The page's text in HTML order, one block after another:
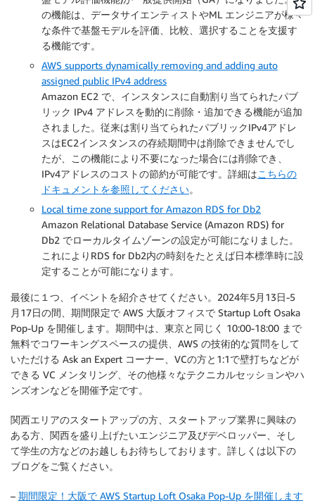
の機能は、データサイエンティストやML エンジニアが様々
な条件で基盤モデルを評価、比較、選択することを支援す
る機能です。
AWS supports dynamically removing and adding auto
assigned public IPv4 address
Amazon EC2 で、インスタンスに自動割り当てられたパブ
リック IPv4 アドレスを動的に削除・追加できる機能が追加
されました。従来は割り当てられたパブリックIPv4アドレ
スはEC2インスタンスの存続期間中は削除できませんでし
たが、この機能により不要になった場合には削除でき、
IPv4アドレスのコストの節約が可能です。詳細はこちらの
ドキュメントを参照してください。
Local time zone support for Amazon RDS for Db2
Amazon Relational Database Service (Amazon RDS) for
Db2 でローカルタイムゾーンの設定が可能になりました。
これによりRDS for Db2内の時刻をたとえば日本標準時に設
定することが可能になります。
最後に１つ、イベントを紹介させてください。2024年5月13日-5
月17日の間、期間限定で AWS 大阪オフィスで Startup Loft Osaka
Pop-Up を開催します。期間中は、東京と同じく 10:00-18:00 まで
無料でコワーキングスペースの提供、AWS の技術的な質問をして
いただける Ask an Expert コーナー、VCの方と1:1で壁打ちなどが
できる VC メンタリング、その他様々なテクニカルセッションやハ
ンズオンなどを開催予定です。
関西エリアのスタートアップの方、スタートアップ業界に興味の
ある方、関西を盛り上げたいエンジニア及びデベロッパー、そし
て学生の方などのお越しもお待ちしております。詳しくは以下の
ブログをご覧ください。
– 期間限定！大阪で AWS Startup Loft Osaka Pop-Up を開催します